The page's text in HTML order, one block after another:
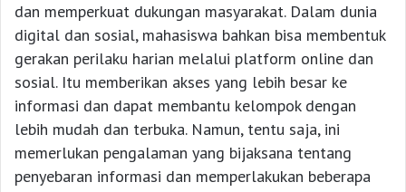
dan memperkuat dukungan masyarakat. Dalam dunia
digital dan sosial, mahasiswa bahkan bisa membentuk
gerakan perilaku harian melalui platform online dan
sosial. Itu memberikan akses yang lebih besar ke
informasi dan dapat membantu kelompok dengan
lebih mudah dan terbuka. Namun, tentu saja, ini
memerlukan pengalaman yang bijaksana tentang
penyebaran informasi dan memperlakukan beberapa